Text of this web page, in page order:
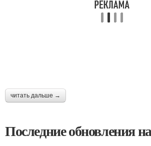
читать дальше →
Последние обновления